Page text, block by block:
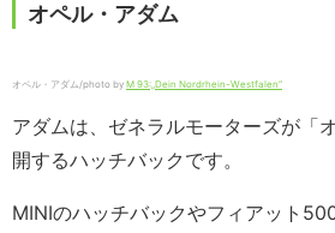
オペル・アダム
オペル・アダム/photo by M 93:„Dein Nordrhein-Westfalen“
アダムは、ゼネラルモーターズが「
開するハッチバックです。
MINIのハッチバックやフィアット